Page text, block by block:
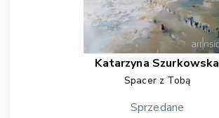
Katarzyna Szurkowska
Spacer z Tobą
Sprzedane